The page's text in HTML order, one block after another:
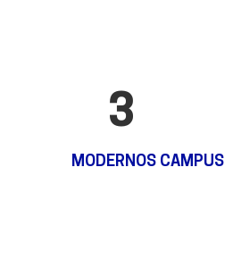
3
MODERNOS CAMPUS